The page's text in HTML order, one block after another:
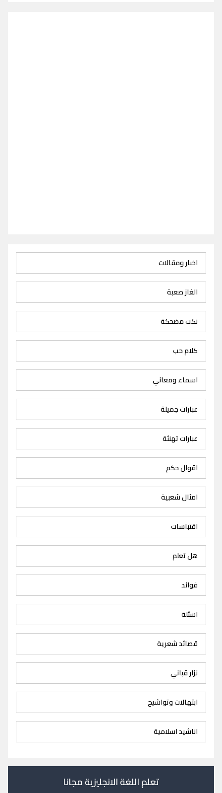
اخبار ومقالات
الغاز صعبة
نكت مضحكة
كلام حب
اسماء ومعاني
عبارات جميلة
عبارات تهنئة
اقوال حكم
امثال شعبية
اقتباسات
هل تعلم
فوائد
اسئلة
قصائد شعرية
نزار قباني
ابتهالات وتواشيح
اناشيد اسلامية
تعلم اللغة الانجليزية مجانا